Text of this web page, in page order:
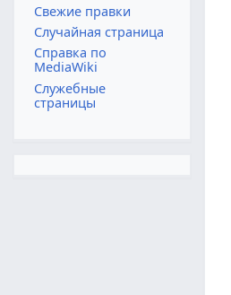
Свежие правки
Случайная страница
Справка по
MediaWiki
Служебные
страницы